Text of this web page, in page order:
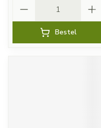
Bestel